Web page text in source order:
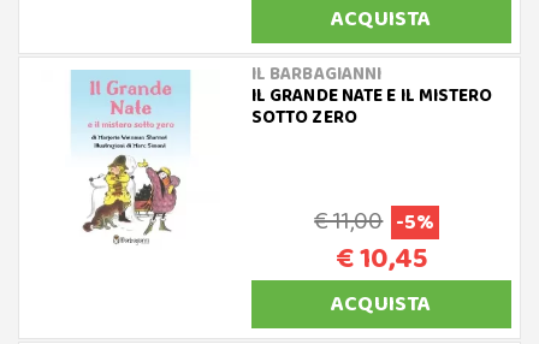
ACQUISTA
IL BARBAGIANNI
IL GRANDE NATE E IL MISTERO
SOTTO ZERO
€ 11,00 -5%
€ 10,45
ACQUISTA